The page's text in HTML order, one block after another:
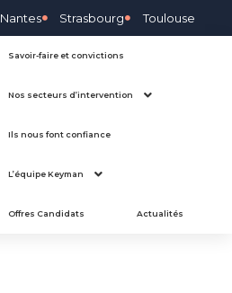
Nantes Strasbourg Toulouse
Savoir-faire et convictions
Nos secteurs d’intervention
Ils nous font confiance
L’équipe Keyman
Offres Candidats Actualités